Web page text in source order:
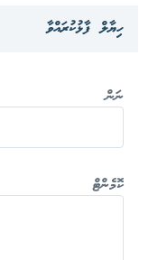
ހިޔާލް ފާޅުކުރައްވާ
ނަން
ކޮމެންޓް